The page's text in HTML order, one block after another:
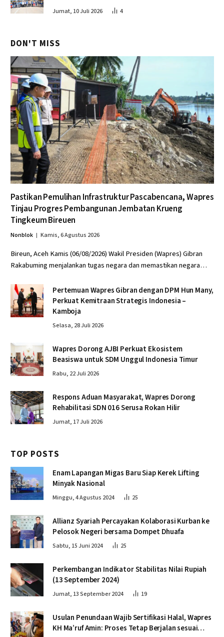
Jumat, 10 Juli 2026 4
DON'T MISS
Pastikan Pemulihan Infrastruktur Pascabencana, Wapres
Tinjau Progres Pembangunan Jembatan Krueng
Tingkeum Bireuen
Nonblok Kamis, 6 Agustus 2026
Bireun, Aceh Kamis (06/08/2026) Wakil Presiden (Wapres) Gibran
Rakabuming menjalankan tugas negara dan memastikan negara…
Pertemuan Wapres Gibran dengan DPM Hun Many,
Perkuat Kemitraan Strategis Indonesia –
Kamboja
Selasa, 28 Juli 2026
Wapres Dorong AJBI Perkuat Ekosistem
Beasiswa untuk SDM Unggul Indonesia Timur
Rabu, 22 Juli 2026
Respons Aduan Masyarakat, Wapres Dorong
Rehabilitasi SDN 016 Serusa Rokan Hilir
Jumat, 17 Juli 2026
TOP POSTS
Enam Lapangan Migas Baru Siap Kerek Lifting
Minyak Nasional
Minggu, 4 Agustus 2024 25
Allianz Syariah Percayakan Kolaborasi Kurban ke
Pelosok Negeri bersama Dompet Dhuafa
Sabtu, 15 Juni 2024 25
Perkembangan Indikator Stabilitas Nilai Rupiah
(13 September 2024)
Jumat, 13 September 2024 19
Usulan Penundaan Wajib Sertifikasi Halal, Wapres
KH Ma’ruf Amin: Proses Tetap Berjalan sesuai